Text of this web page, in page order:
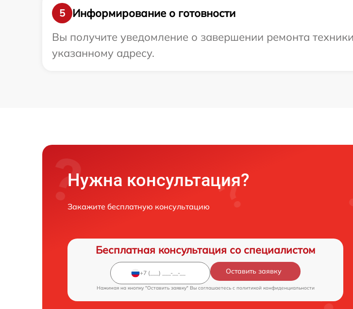
5
Информирование о готовности
Вы получите уведомление о завершении ремонта
указанному адресу.
Нужна консультация?
Закажите бесплатную консультацию
Бесплатная консультация со специалистом
Оставить заявку
Нажимая на кнопку "Оставить заявку" Вы соглашаетесь c политикой конфиденциальности